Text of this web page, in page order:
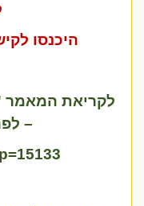
היכנסו לקישור
המאמר
–
?p=15133